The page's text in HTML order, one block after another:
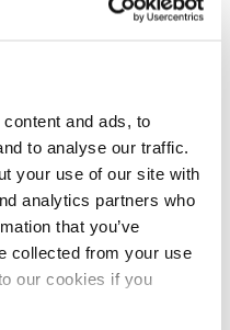
and ads, to
to analyse our traffic.
your use of our site with
analytics partners who
that you’ve
collected from your use
our cookies if you
Duschen war gestern, heute
Wassererlebnis
Schwalldusche
Markante Duschpaneele aus
poliertem Edelstahl
vom
Für ihre dauerhaft
sorgen Hightech-
bodengleiche Duschen,
wirken lassen. Die fehlende